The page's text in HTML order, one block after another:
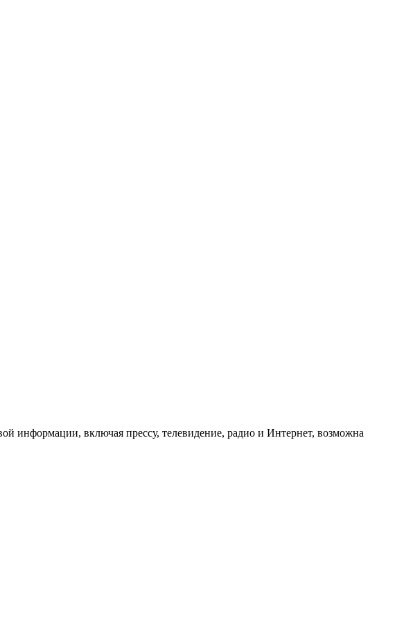
информации, включая прессу, телевидение, радио и Интернет, возможна